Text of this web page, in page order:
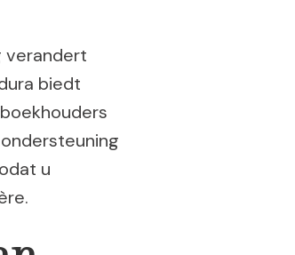
verandert
biedt
u